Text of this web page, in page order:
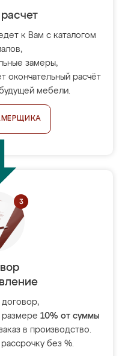
к Вам с каталогом
замеры,
окончательный расчёт
мебели.
размере 10% от суммы
в производство.
без %.